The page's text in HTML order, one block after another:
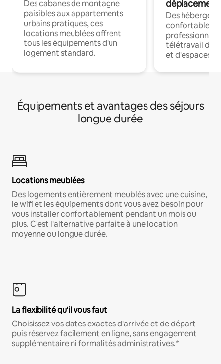
Des cabanes de montagne
paisibles aux appartements
urbains pratiques, ces
locations meublées offrent
tous les équipements d'un
logement standard.
déplacement
Des
confortables
professionnels
télétravail
et d'espaces
Équipements et avantages des séjours
longue durée
Locations meublées
Des logements entièrement meublés avec une cuisine,
le wifi et les équipements dont vous avez besoin pour
vous installer confortablement pendant un mois ou
plus. C'est l'alternative parfaite à une location
moyenne ou longue durée.
La flexibilité qu'il vous faut
Choisissez vos dates exactes d'arrivée et de départ
puis réservez facilement en ligne, sans engagement
supplémentaire ni formalités administratives.*